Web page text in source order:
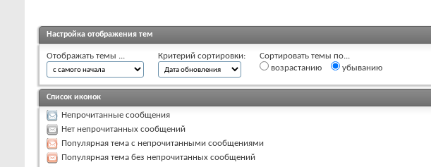
Настройка отображения тем
Отображать темы ... Критерий сортировки:
Сортировать темы по...
возрастанию
убыванию
Список иконок
Непрочитанные сообщения
Нет непрочитанных сообщений
Популярная тема с непрочитанными сообщениями
Популярная тема без непрочитанных сообщений